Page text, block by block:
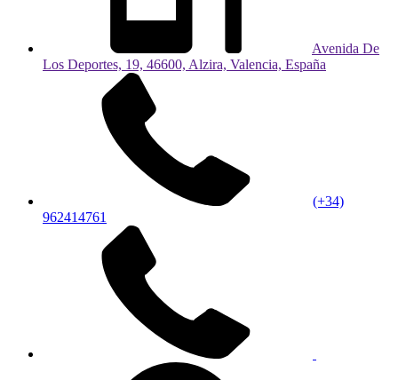
Avenida De
Los Deportes, 19, 46600, Alzira, Valencia, España
(+34)
962414761